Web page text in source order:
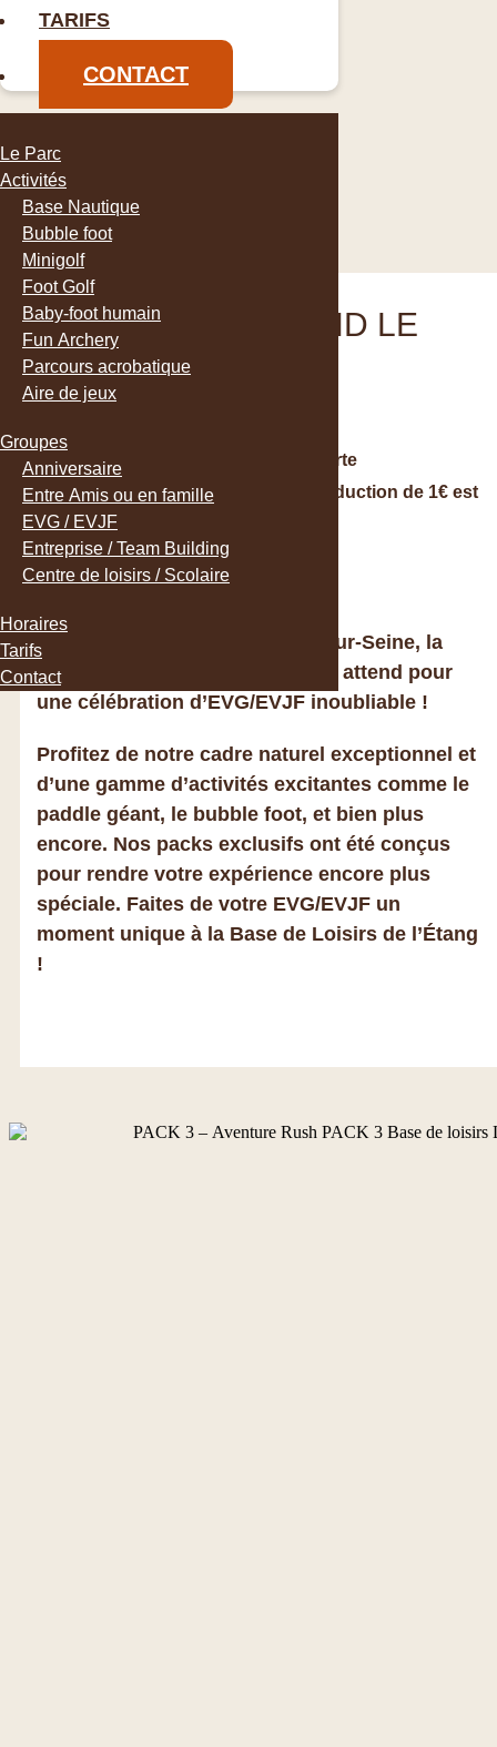
TARIFS
CONTACT
Le Parc
Activités
Base Nautique
Bubble foot
Minigolf
Foot Golf
Baby-foot humain
Fun Archery
Parcours acrobatique
Aire de jeux
Groupes
Anniversaire
Entre Amis ou en famille
EVG / EVJF
Entreprise / Team Building
Centre de loisirs / Scolaire
Horaires
Tarifs
Contact
CE QUE COMPREND LE
PACK :
La place de l’heureux élu est
offerte
À partir de 10 personnes : une réduction de 1€ est
appliquée sur le pack.
Réservation obligatoire !!
Entre Troyes, Sens et Romilly-sur-Seine, la
Base de Loisirs de l’Étang vous attend pour
une célébration d’EVG/EVJF inoubliable !
Profitez de notre cadre naturel exceptionnel et
d’une gamme d’activités excitantes comme le
paddle géant, le bubble foot, et bien plus
encore. Nos packs exclusifs ont été conçus
pour rendre votre expérience encore plus
spéciale. Faites de votre EVG/EVJF un
moment unique à la Base de Loisirs de l’Étang
!